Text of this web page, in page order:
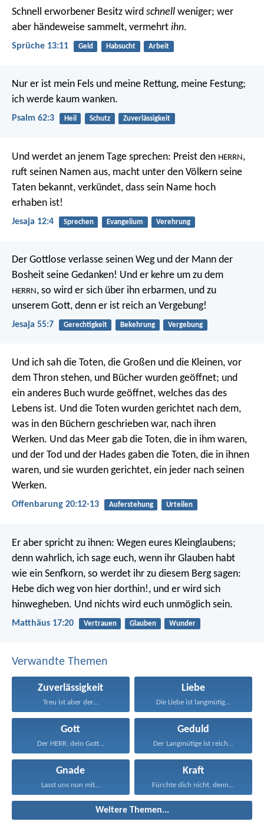
Schnell erworbener Besitz wird schnell weniger; wer
aber händeweise sammelt, vermehrt ihn.
Sprüche 13:11 Geld Habsucht Arbeit
Nur er ist mein Fels und meine Rettung, meine Festung;
ich werde kaum wanken.
Psalm 62:3 Heil Schutz Zuverlässigkeit
Und werdet an jenem Tage sprechen: Preist den HERRN,
ruft seinen Namen aus, macht unter den Völkern seine
Taten bekannt, verkündet, dass sein Name hoch
erhaben ist!
Jesaja 12:4 Sprechen Evangelium Verehrung
Der Gottlose verlasse seinen Wegund der Mann der
Bosheit seine Gedanken! Und er kehre um zu dem
HERRN , so wird er sich über ihn erbarmen, und zu
unserem Gott, denn er ist reich an Vergebung!
Jesaja 55:7 Gerechtigkeit Bekehrung Vergebung
Und ich sah die Toten, die Großen und die Kleinen, vor
dem Thron stehen, und Bücher wurden geöffnet; und
ein anderes Buch wurde geöffnet, welches das des
Lebens ist. Und die Toten wurden gerichtet nach dem,
was in den Büchern geschrieben war, nach ihren
Werken. Und das Meer gab die Toten, die in ihm waren,
und der Tod und der Hades gaben die Toten, die in ihnen
waren, und sie wurden gerichtet, ein jeder nach seinen
Werken.
Offenbarung 20:12-13 Auferstehung Urteilen
Er aber spricht zu ihnen: Wegen eures Kleinglaubens;
denn wahrlich, ich sage euch, wenn ihr Glauben habt
wie ein Senfkorn, so werdet ihr zu diesem Berg sagen:
Hebe dich weg von hier dorthin!, und er wird sich
hinwegheben. Und nichts wird euch unmöglich sein.
Matthäus 17:20 Vertrauen Glauben Wunder
Verwandte Themen
Zuverlässigkeit
Treu ist aber der...
Liebe
Die Liebe ist langmütig...
Gott
Der HERR, dein Gott...
Geduld
Der Langmütige ist reich...
Gnade
Lasst uns nun mit...
Kraft
Fürchte dich nicht, denn...
Weitere Themen...